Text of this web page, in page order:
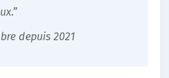
depuis 2021